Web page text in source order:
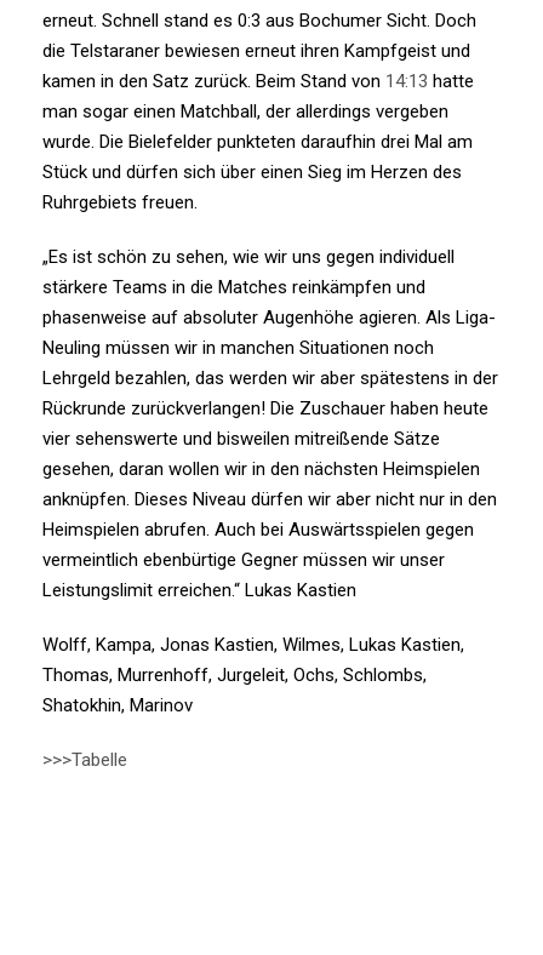
erneut. Schnell stand es 0:3 aus Bochumer Sicht. Doch
die Telstaraner bewiesen erneut ihren Kampfgeist und
kamen in den Satz zurück. Beim Stand von 14:13 hatte
man sogar einen Matchball, der allerdings vergeben
wurde. Die Bielefelder punkteten daraufhin drei Mal am
Stück und dürfen sich über einen Sieg im Herzen des
Ruhrgebiets freuen.
„Es ist schön zu sehen, wie wir uns gegen individuell
stärkere Teams in die Matches reinkämpfen und
phasenweise auf absoluter Augenhöhe agieren. Als Liga-
Neuling müssen wir in manchen Situationen noch
Lehrgeld bezahlen, das werden wir aber spätestens in der
Rückrunde zurückverlangen! Die Zuschauer haben heute
vier sehenswerte und bisweilen mitreißende Sätze
gesehen, daran wollen wir in den nächsten Heimspielen
anknüpfen. Dieses Niveau dürfen wir aber nicht nur in den
Heimspielen abrufen. Auch bei Auswärtsspielen gegen
vermeintlich ebenbürtige Gegner müssen wir unser
Leistungslimit erreichen.“ Lukas Kastien
Wolff, Kampa, Jonas Kastien, Wilmes, Lukas Kastien,
Thomas, Murrenhoff, Jurgeleit, Ochs, Schlombs,
Shatokhin, Marinov
>>>Tabelle